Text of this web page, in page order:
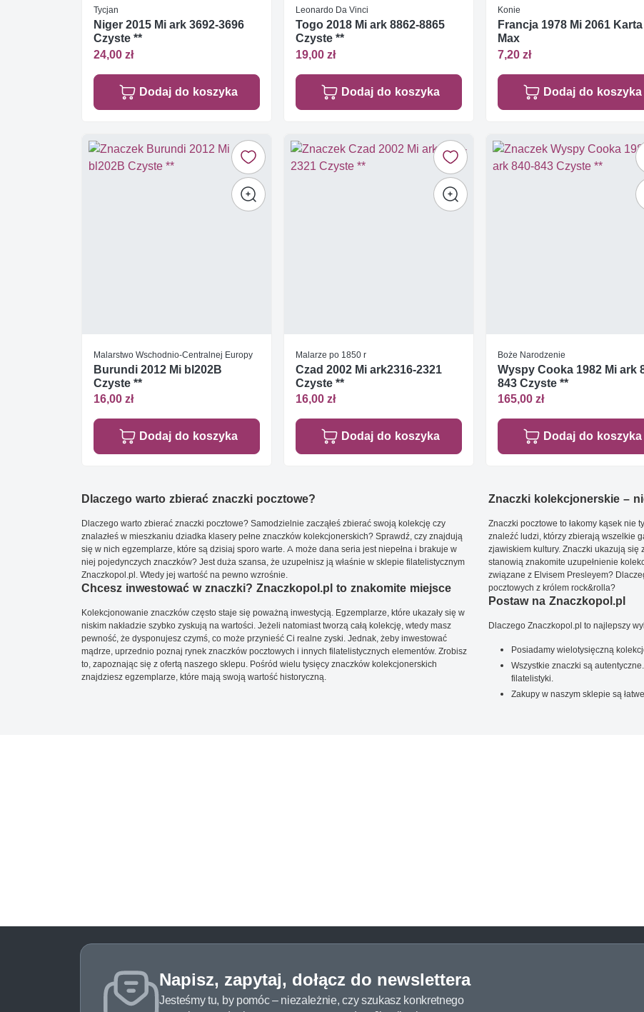
Tycjan
Niger 2015 Mi ark 3692-3696
Czyste **
24,00 zł
Dodaj do koszyka
Leonardo Da Vinci
Togo 2018 Mi ark 8862-8865
Czyste **
19,00 zł
Dodaj do koszyka
Konie
Francja 1978 Mi 2061 Karta
Max
7,20 zł
Dodaj do koszyka
Malarstwo Wschodnio-Centralnej Europy
Burundi 2012 Mi bl202B
Czyste **
16,00 zł
Dodaj do koszyka
Malarze po 1850 r
Czad 2002 Mi ark2316-2321
Czyste **
16,00 zł
Dodaj do koszyka
Boże Narodzenie
Wyspy Cooka 1982 Mi ark
843 Czyste **
165,00 zł
Dodaj do koszyka
Dlaczego warto zbierać znaczki pocztowe?
Dlaczego warto zbierać znaczki pocztowe? Samodzielnie zacząłeś zbierać swoją kolekcję czy
znalazłeś w mieszkaniu dziadka klasery pełne znaczków kolekcjonerskich? Sprawdź, czy znajdują
się w nich egzemplarze, które są dzisiaj sporo warte. A może dana seria jest niepełna i brakuje w
niej pojedynczych znaczków? Jest duża szansa, że uzupełnisz ją właśnie w sklepie filatelistycznym
Znaczkopol.pl. Wtedy jej wartość na pewno wzrośnie.
Chcesz inwestować w znaczki? Znaczkopol.pl to znakomite miejsce
Kolekcjonowanie znaczków często staje się poważną inwestycją. Egzemplarze, które ukazały się w
niskim nakładzie szybko zyskują na wartości. Jeżeli natomiast tworzą całą kolekcję, wtedy masz
pewność, że dysponujesz czymś, co może przynieść Ci realne zyski. Jednak, żeby inwestować
mądrze, uprzednio poznaj rynek znaczków pocztowych i innych filatelistycznych elementów. Zrobisz
to, zapoznając się z ofertą naszego sklepu. Pośród wielu tysięcy znaczków kolekcjonerskich
znajdziesz egzemplarze, które mają swoją wartość historyczną.
Znaczki kolekcjonerskie –
Znaczki pocztowe to łakomy kąsek nie
znaleźć ludzi, którzy zbierają wszelkie
zjawiskiem kultury. Znaczki ukazują
stanowią znakomite uzupełnienie
związane z Elvisem Presleyem?
pocztowych z królem rock&rolla?
Postaw na Znaczkopol.pl
Dlaczego Znaczkopol.pl to najlepszy
Posiadamy wielotysięczną
Wszystkie znaczki są
filatelistyki.
Zakupy w naszym sklepie są
Napisz, zapytaj, dołącz do newslettera
Jesteśmy tu, by pomóc – niezależnie, czy szukasz konkretnego